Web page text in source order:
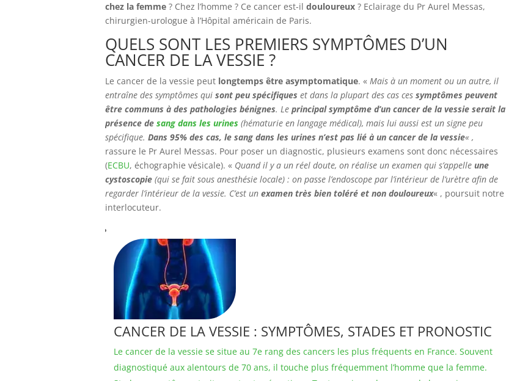
chez la femme ? Chez l’homme ? Ce cancer est-il douloureux ? Eclairage du Pr Aurel Messas,
chirurgien-urologue à l’Hôpital américain de Paris.
QUELS SONT LES PREMIERS SYMPTÔMES D’UN
CANCER DE LA VESSIE ?
Le cancer de la vessie peut longtemps être asymptomatique. « Mais à un moment ou un autre, il
entraîne des symptômes qui sont peu spécifiques et dans la plupart des cas ces symptômes peuvent
être communs à des pathologies bénignes. Le principal symptôme d’un cancer de la vessie serait la
présence de sang dans les urines (hématurie en langage médical), mais lui aussi est un signe peu
spécifique. Dans 95% des cas, le sang dans les urines n’est pas lié à un cancer de la vessie« ,
rassure le Pr Aurel Messas. Pour poser un diagnostic, plusieurs examens sont donc nécessaires
(ECBU, échographie vésicale). « Quand il y a un réel doute, on réalise un examen qui s’appelle une
cystoscopie (qui se fait sous anesthésie locale) : on passe l’endoscope par l’intérieur de l’urètre afin de
regarder l’intérieur de la vessie. C’est un examen très bien toléré et non douloureux« , poursuit notre
interlocuteur.
CANCER DE LA VESSIE : SYMPTÔMES, STADES ET PRONOSTIC
Le cancer de la vessie se situe au 7e rang des cancers les plus fréquents en France. Souvent
diagnostiqué aux alentours de 70 ans, il touche plus fréquemment l’homme que la femme.